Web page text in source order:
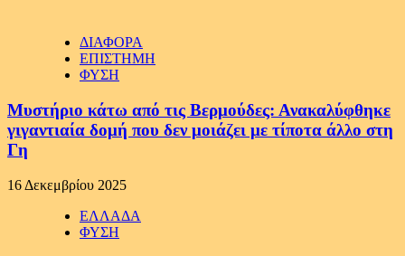
ΔΙΑΦΟΡΑ
ΕΠΙΣΤΗΜΗ
ΦΥΣΗ
Μυστήριο κάτω από τις Βερμούδες: Ανακαλύφθηκε
γιγαντιαία δομή που δεν μοιάζει με τίποτα άλλο στη
Γη
16 Δεκεμβρίου 2025
ΕΛΛΑΔΑ
ΦΥΣΗ